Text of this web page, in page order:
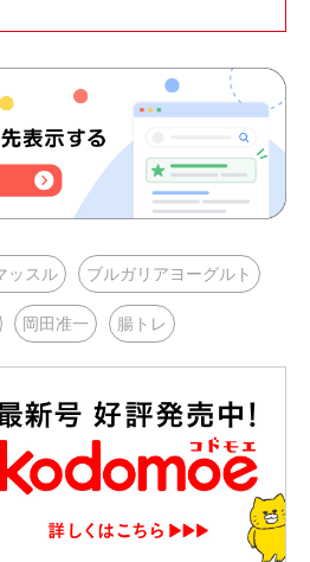
ッスル ブルガリアヨーグルト
岡田准一 腸トレ